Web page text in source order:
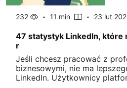
232 11 min 23 lut
47 statystyk LinkedIn, które
r
Jeśli chcesz pracować z
biznesowymi, nie ma
LinkedIn. Użytkownicy